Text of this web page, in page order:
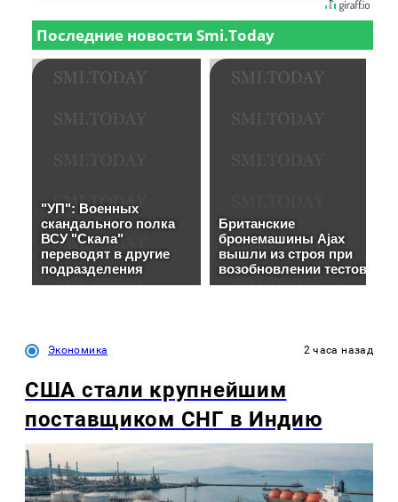
Экономика 2 часа назад
США стали крупнейшим
поставщиком СНГ в Индию